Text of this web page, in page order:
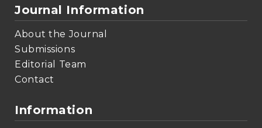
Journal Information
About the Journal
Submissions
Editorial Team
Contact
Information